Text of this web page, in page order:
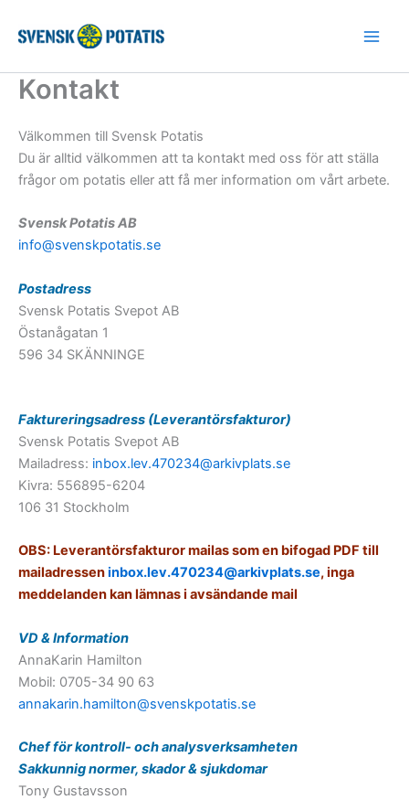
Kontakt
Välkommen till Svensk Potatis
Du är alltid välkommen att ta kontakt med oss för att ställa
frågor om potatis eller att få mer information om vårt arbete.
Svensk Potatis AB
info@svenskpotatis.se
Postadress
Svensk Potatis Svepot AB
Östanågatan 1
596 34 SKÄNNINGE
Faktureringsadress (Leverantörsfakturor)
Svensk Potatis Svepot AB
Mailadress: inbox.lev.470234@arkivplats.se
Kivra: 556895-6204
106 31 Stockholm
OBS: Leverantörsfakturor mailas som en bifogad PDF till
mailadresseninbox.lev.470234@arkivplats.se, inga
meddelanden kan lämnas i avsändande mail
VD & Information
AnnaKarin Hamilton
Mobil: 0705-34 90 63
annakarin.hamilton@svenskpotatis.se
Chef för kontroll- och analysverksamheten
Sakkunnig normer, skador & sjukdomar
Tony Gustavsson